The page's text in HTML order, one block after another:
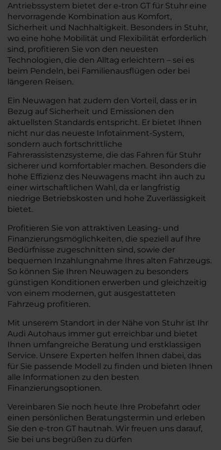
Antriebssystem bietet der e-tron GT für Stuhr eine
hervorragende Kombination aus Komfort,
Sicherheit und Nachhaltigkeit. Besonders in Stuhr,
wo eine hohe Mobilität und Flexibilität erforderlich
sind, profitieren Sie von den neuesten
Technologien, die den Alltag erleichtern – sei es
beim Pendeln, bei Familienausflügen oder bei
längeren Reisen.
Ein Neuwagen hat zudem den Vorteil, dass er in
Bezug auf Sicherheit und Emissionen den
aktuellsten Standards entspricht. Er bietet Ihnen
nicht nur das neueste Infotainment-System,
sondern auch fortschrittliche
Fahrerassistenzsysteme, die das Fahren für Stuhr
sicherer und komfortabler machen. Besonders die
hohe Effizienz des Neuwagens macht ihn auch zu
einer wirtschaftlichen Wahl, da er langfristig
niedrige Betriebskosten und hohe Zuverlässigkeit
bietet.
Profitieren Sie von attraktiven Leasing- und
Finanzierungsmöglichkeiten, die speziell auf Ihre
Bedürfnisse zugeschnitten sind, sowie der
bequemen Inzahlungnahme Ihres alten Fahrzeugs.
So können Sie Ihren Neuwagen zu besonders
günstigen Konditionen erwerben und gleichzeitig
von einem modernen, gut ausgestatteten
Fahrzeug profitieren.
Mit unserem Standort in der Nähe von Stuhr ist Ihr
Audi Autohaus immer gut erreichbar und bietet
Ihnen umfangreiche Beratung und erstklassigen
Service. Unsere Experten helfen Ihnen dabei, das
für Sie passende Modell zu finden und bieten Ihnen
alle Informationen zu den besten
Finanzierungsoptionen.
Vereinbaren Sie noch heute Ihre Probefahrt oder
einen persönlichen Beratungstermin und erleben
Sie den e-tron GT hautnah. Wir freuen uns darauf,
Sie bei uns begrüßen zu dürfen